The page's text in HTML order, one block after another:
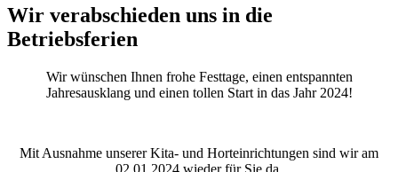
Wir verabschieden uns in die
Betriebsferien
Wir wünschen Ihnen frohe Festtage, einen entspannten
Jahresausklang und einen tollen Start in das Jahr 2024!
Mit Ausnahme unserer Kita- und Horteinrichtungen sind wir am
02.01.2024 wieder für Sie da.